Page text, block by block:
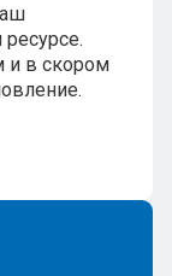
и в скором